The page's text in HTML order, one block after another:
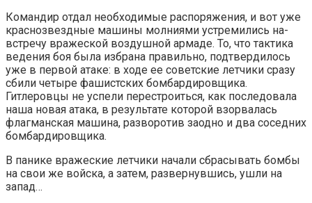
Командир отдал необходимые распоряжения, и вот уже
краснозвездные машины молниями устремились на­
встречу вражеской воздушной армаде. То, что так­тика
ведения боя была избрана правильно, подтверди­лось
уже в первой атаке: в ходе ее советские летчики сразу
сбили четыре фашистских бомбардировщи­ка.
Гитлеровцы не успели перестроиться, как последо­вала
наша новая атака, в результате которой взорва­лась
флагманская машина, разворотив заодно и два со­седних
бомбардировщика.
В панике вражеские летчики начали сбрасывать бом­бы
на свои же войска, а затем, развернувшись, ушли на
запад…